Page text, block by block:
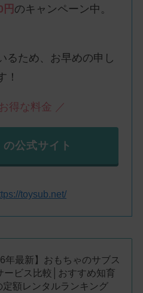
のキャンペーン中。
るため、お早めの申し
！
得な料金 ／
の公式サイト
toysub.net/
年最新】おもちゃのサブス
ービス比較│おすすめ知育
定額レンタルランキング